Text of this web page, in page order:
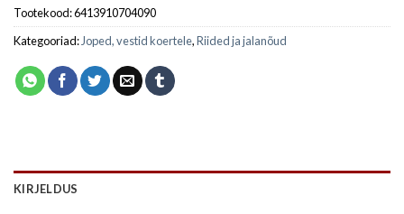
Tootekood:6413910704090
Kategooriad: Joped, vestid koertele,Riided ja jalanõud
KIRJELDUS